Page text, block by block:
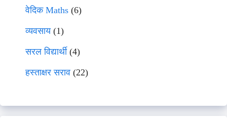
वेदिक Maths (6)
व्यवसाय(1)
सरल विद्यार्थी(4)
हस्ताक्षर सराव (22)